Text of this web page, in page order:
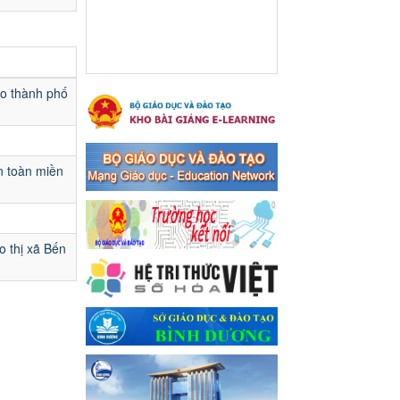
thành phố
toàn miền
thị xã Bến
hoàn toàn miền năm -
thống nhất đất nước
(30/4/1975-30/4/2024) và
Quốc tế lao động 01/5
Thông báo về việc treo Quốc
kỳ và nghỉ lễ kỉ niệm 49 năm
ngày Giải phóng hoàn toàn
miền năm - thống nhất đất
nước (30/4/1975-30/4/2024)
và Quốc tế lao động 01/5
Ngày ban hành: 24/04/2024
Kế hoạch phổ biến. giáo
dục pháp luật năm 2024 của
ngành Giáo dục và Đào tạo
thị xã Bến Cát
Kế hoạch phổ biến. giáo dục